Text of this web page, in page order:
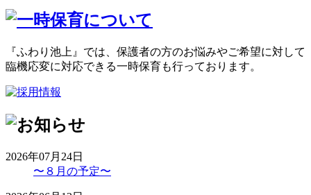
『ふわり池上』では、保護者の方のお悩みやご希望に対して
臨機応変に対応できる一時保育も行っております。
2026年07月24日
〜８月の予定〜